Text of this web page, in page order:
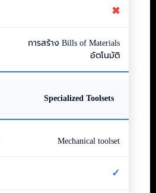
✖
การสร้าง Bills of Materials
อัตโนมัติ
Specialized Toolsets
Mechanical toolset
✓